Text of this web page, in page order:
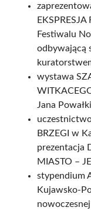
Festiwalu
odbywającą
wystawa
Jana
BRZEGI w
prezentacja
MIASTO –
stypendium
Kujawsko-